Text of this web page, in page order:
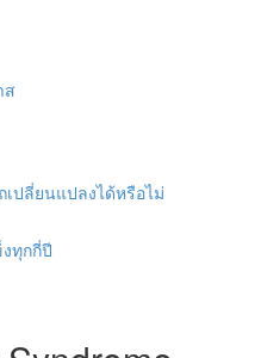
ส
ปลี่ยนแปลงได้หรือไม่
ทุกกี่ปี